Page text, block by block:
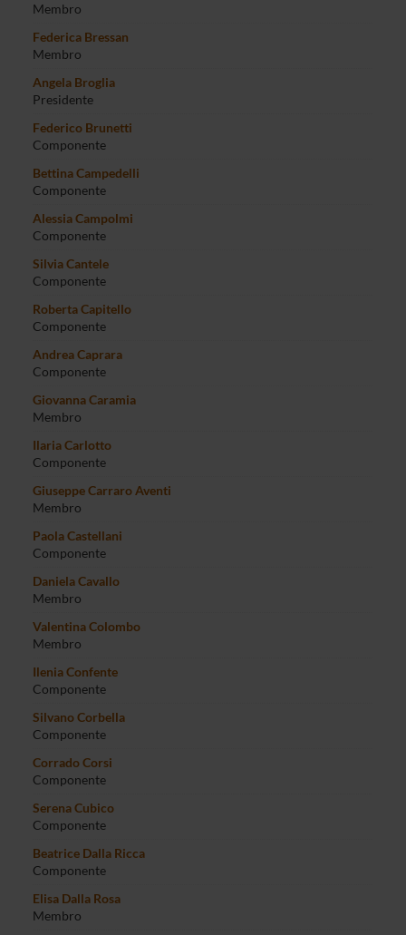
Membro
Federica Bressan
Membro
Angela Broglia
Presidente
Federico Brunetti
Componente
Bettina Campedelli
Componente
Alessia Campolmi
Componente
Silvia Cantele
Componente
Roberta Capitello
Componente
Andrea Caprara
Componente
Giovanna Caramia
Membro
Ilaria Carlotto
Componente
Giuseppe Carraro Aventi
Membro
Paola Castellani
Componente
Daniela Cavallo
Membro
Valentina Colombo
Membro
Ilenia Confente
Componente
Silvano Corbella
Componente
Corrado Corsi
Componente
Serena Cubico
Componente
Beatrice Dalla Ricca
Componente
Elisa Dalla Rosa
Membro